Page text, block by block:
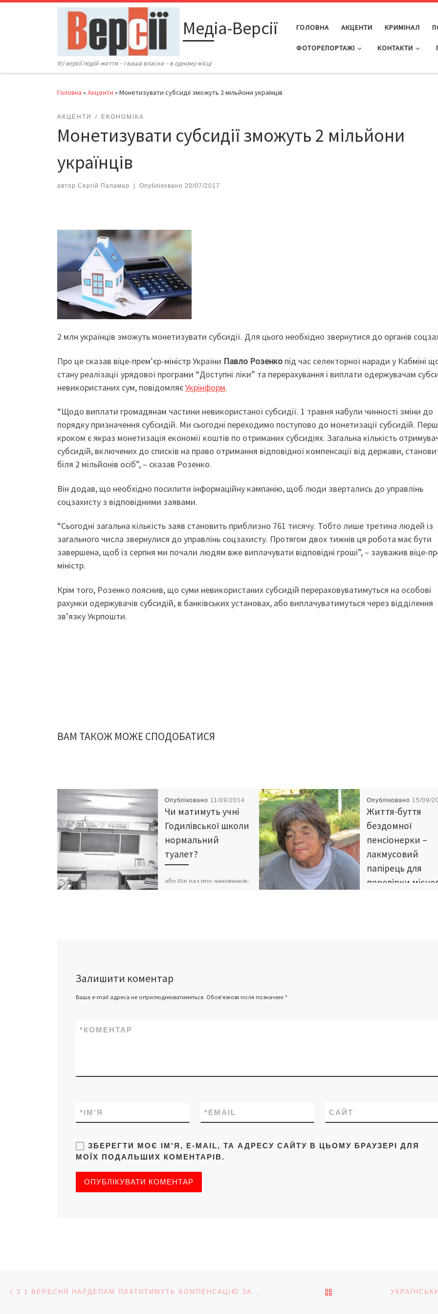
Перейти до вмісту
Медіа-Версії
Усі версії подій життя – і ваша власна – в одному місці
ГОЛОВНА АКЦЕНТИ КРИМІНАЛ
ФОТОРЕПОРТАЖІ КОНТАКТИ
Головна »Акценти »Монетизувати субсидії зможуть 2 мільйони українців
АКЦЕНТИ ЕКОНОМІКА
Монетизувати субсидії зможуть 2 мільйони
українців
автор Сергій Паламар Опубліковано 20/07/2017
2 млн українців зможуть монетизувати субсидії. Для цього необхідно звернутися до органів
Про це сказав віце-прем’єр-міністр України Павло Розенко під час селекторної наради у Кабміні
стану реалізації урядової програми “Доступні ліки” та перерахування і виплати одержувачам
невикористаних сум, повідомляєУкрінформ.
“Щодо виплати громадянам частини невикористаної субсидії. 1 травня набули чинності зміни до
порядку призначення субсидій. Ми сьогодні переходимо поступово до монетизації субсидій.
кроком є якраз монетизація економії коштів по отриманих субсидіях. Загальна кількість
субсидій, включених до списків на право отримання відповідної компенсації від держави,
біля 2 мільйонів осіб”, – сказав Розенко.
Він додав, що необхідно посилити інформаційну кампанію, щоб люди звертались до управлінь
соцзахисту з відповідними заявами.
“Сьогодні загальна кількість заяв становить приблизно 761 тисячу. Тобто лише третина людей із
загального числа звернулися до управлінь соцзахисту. Протягом двох тижнів ця робота має бути
завершена, щоб із серпня ми почали людям вже виплачувати відповідні гроші”, – зауважив віце-
міністр.
Крім того, Розенко пояснив, що суми невикористаних субсидій перераховуватимуться на особові
рахунки одержувачів субсидій, в банківських установах, або виплачуватимуться через відділення
зв’язку Укрпошти.
ВАМ ТАКОЖ МОЖЕ СПОДОБАТИСЯ
Опубліковано 11/09/2014
Чи матимуть учні
Годилівської школи
нормальний
туалет?
або Ще раз про чиновників-
Опубліковано 15/09/
Життя-буття
бездомної
пенсіонерки –
лакмусовий
папірець для
перевірки
Залишити коментар
Ваша e-mail адреса не оприлюднюватиметься. Обов’язкові поля позначені *
КОМЕНТАР
*
ІМ'Я
* EMAIL
* САЙТ
ЗБЕРЕГТИ МОЄ ІМ'Я, E-MAIL, ТА АДРЕСУ САЙТУ В ЦЬОМУ БРАУЗЕРІ ДЛЯ
МОЇХ ПОДАЛЬШИХ КОМЕНТАРІВ.
Навігація записів З 1 ВЕРЕСНЯ НАРДЕПАМ ПЛАТИТИМУТЬ КОМПЕНСАЦІЮ ЗА ЖИТЛО, ЗБІЛЬШЕНУ НА 41% ПОВЕРНУТИСЯ ДО